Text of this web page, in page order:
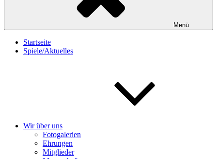
Menü
Startseite
Spiele/Aktuelles
Wir über uns
Fotogalerien
Ehrungen
Mitglieder